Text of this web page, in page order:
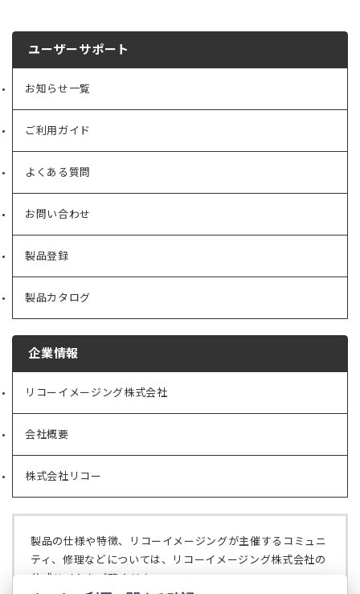
ユーザーサポート
お知らせ一覧
ご利用ガイド
よくある質問
お問い合わせ
製品登録
製品カタログ
企業情報
リコーイメージング株式会社
（新
タ
ブ
で
開
く）
会社概要
（新
タ
ブ
で
く）
株式会社リコー
（新
ブ
で
開
製品の仕様や特徴、リコーイメージングが主催するコミュニ
ティ、修理などについては、リコーイメージング株式会社の
公式サイトをご覧ください。